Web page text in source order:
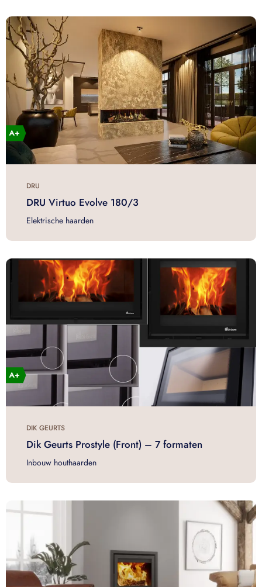
DRU
DRU Virtuo Evolve 180/3
Elektrische haarden
DIK GEURTS
Dik Geurts Prostyle (Front) – 7 formaten
Inbouw houthaarden